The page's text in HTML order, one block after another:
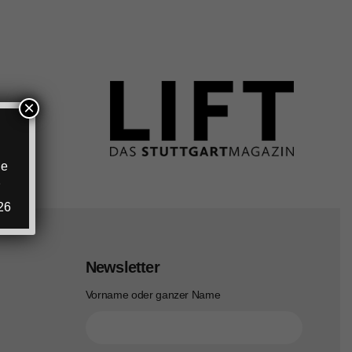
Newsletter
Vorname oder ganzer Name
×